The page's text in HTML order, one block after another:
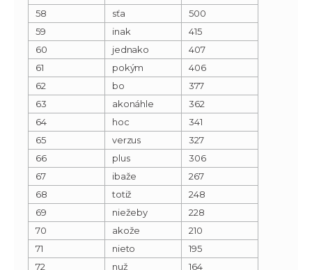
58
sťa
500
59
inak
415
60
jednako
407
61
pokým
406
62
bo
377
63
akonáhle
362
64
hoc
341
65
verzus
327
66
plus
306
67
ibaže
267
68
totiž
248
69
niežeby
228
70
akože
210
71
nieto
195
72
nuž
164